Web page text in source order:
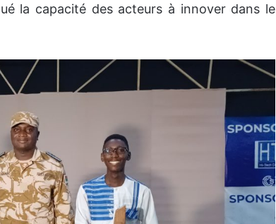
la capacité des acteurs à innover dans le